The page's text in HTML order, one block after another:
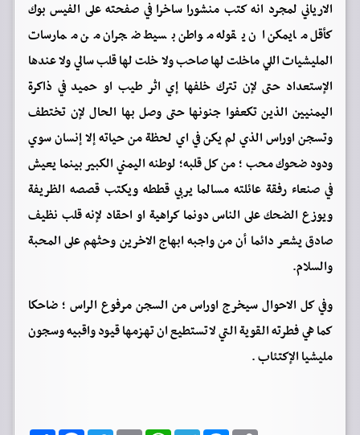
الارياني لمجرد انه كتب منشورا ساخرا في صفحته على الفيس بوك
كأقل مايمكن ان يقوله مواطن بسيط ضجران من ممارسات
المليشيات اللي ماخلت لها صاحب ولا خلت لها قلب سالي ولا عندها
الإستعداد حتى لإن تترك خلفها إي اثر طيب او حميد في ذاكرة
اليمنيين الذين تكعفوا جنونها حتى وصل بها الحال لإن تختطف
وتسجن اوراس الذي لم يكن في اي لحظة من حياته إلا إنسان سوي
ودود ضحوك محب ؛ من كل قلبه؛ لوطنه اليمني الكبير بينما يعيش
في صنعاء رفقة عائلته مسالما يربي قططه ويكتب قصصه الظريفة
ويوزع الضحك على الناس دونما كراهية او احقاد لإنه قلب نظيف
صادق يشعر دائما أن من واجبه ابهاج الاخرين وحثهم على المحبة
والسلام.
وفي كل الاحوال سيخرج اوراس من السجن مرفوع الراس ؛ ضاحكا
كما هي فطرته القوية التي لاتستطيع ان تهزمها قيود واقبيه وسجون
مليشيا الإكتئاب .